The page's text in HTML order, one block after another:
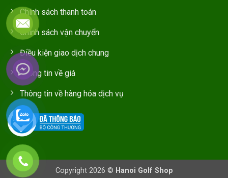
Chính sách thanh toán
Chính sách vận chuyển
Điều kiện giao dịch chung
Thông tin về giá
Thông tin về hàng hóa dịch vụ
Copyright 2026 © Hanoi Golf Shop